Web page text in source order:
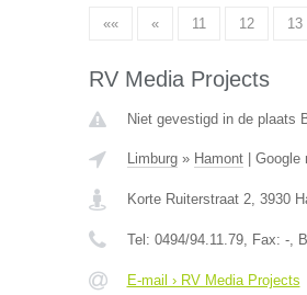
«« « 11 12 13
RV Media Projects
Niet gevestigd in de plaats
Limburg» Hamont| Google
Korte Ruiterstraat 2, 3930
Tel: 0494/94.11.79, Fax: -,
E-mail › RV Media Projects